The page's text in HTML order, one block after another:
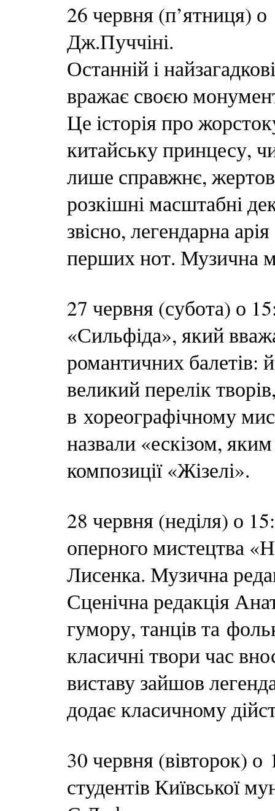
26 червня (п’ятниця)
Дж.Пуччіні.
Останній і
вражає своєю
Це історія про
китайську принцесу,
лише справжнє,
розкішні масштабні
звісно, легендарна
перших нот. Музична
27 червня (субота) о
«Сильфіда», який
романтичних балетів:
великий перелік
в хореографічному
назвали «ескізом,
композиції «Жізелі».
28 червня (неділя) о
оперного мистецтва
Лисенка. Музична
Сценічна редакція
гумору, танців та
класичні твори час
виставу зайшов
додає класичному
30 червня (вівторок) о
студентів Київської